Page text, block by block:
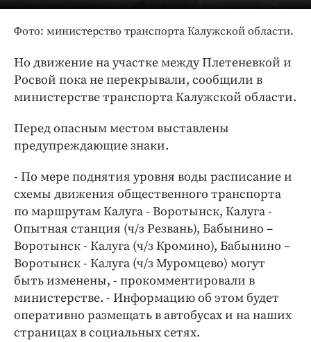
ПРОЕКТЫ
Блоги
Медиаперсона
Интересное чтиво
Фото: министерство транспорта Калужской области.
Но движение на участке между Плетеневкой и
Росвой пока не перекрывали, сообщили в
министерстве транспорта Калужской области.
Перед опасным местом выставлены
предупреждающие знаки.
- По мере поднятия уровня воды расписание и
схемы движения общественного транспорта
по маршрутам Калуга - Воротынск, Калуга -
Опытная станция (ч/з Резвань), Бабынино –
Воротынск - Калуга (ч/з Кромино), Бабынино –
Воротынск - Калуга (ч/з Муромцево) могут
быть изменены, - прокомментировали в
министерстве. - Информацию об этом будет
оперативно размещать в автобусах и на наших
страницах в социальных сетях.